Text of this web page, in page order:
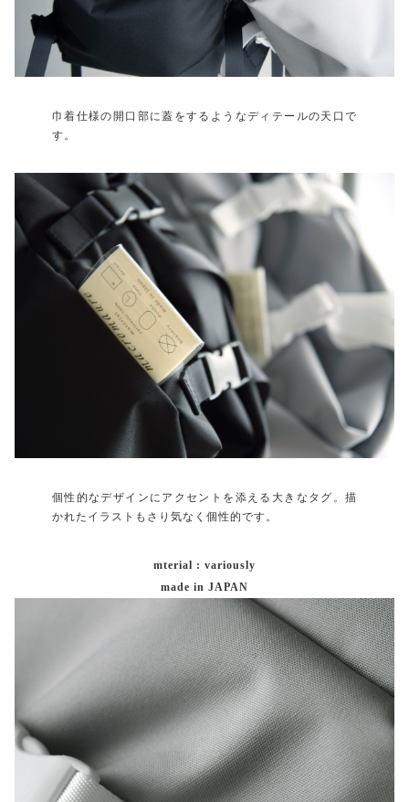
巾着仕様の開口部に蓋をするようなディテールの天口で
す。
個性的なデザインにアクセントを添える大きなタグ。描
かれたイラストもさり気なく個性的です。
mterial : variously
made in JAPAN